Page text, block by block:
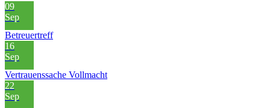
09
Sep
Betreuertreff
16
Sep
Vertrauenssache Vollmacht
22
Sep